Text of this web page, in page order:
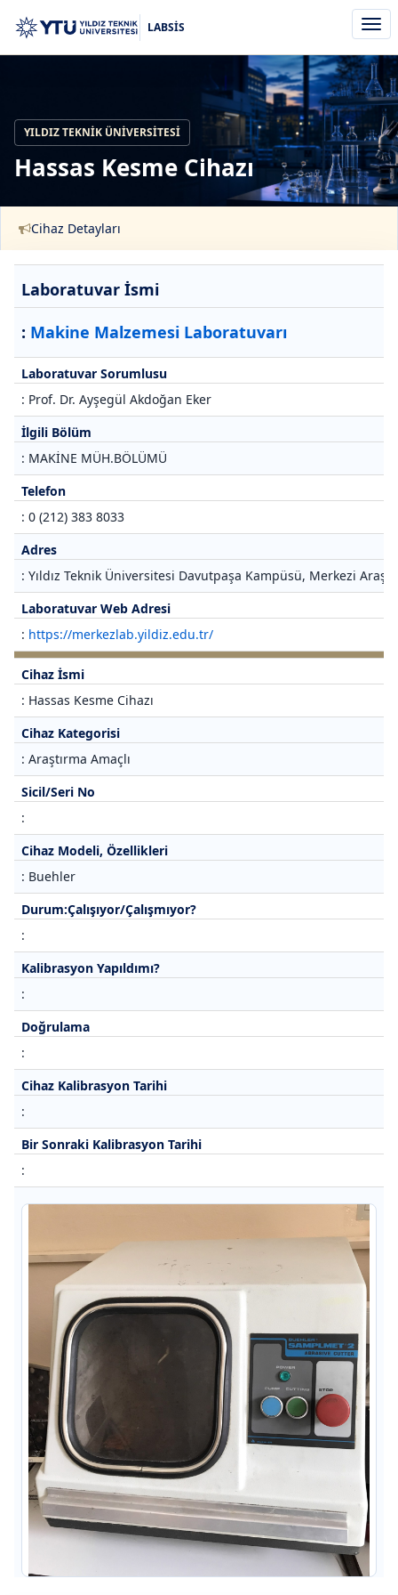
aç/
LABSİS
YILDIZ TEKNIK ÜNIVERSITESI
Hassas Kesme Cihazı
Cihaz Detayları
Laboratuvar İsmi
: Makine Malzemesi Laboratuvarı
Laboratuvar Sorumlusu
: Prof. Dr. Ayşegül Akdoğan Eker
İlgili Bölüm
: MAKİNE MÜH.BÖLÜMÜ
Telefon
: 0 (212) 383 8033
Adres
: Yıldız Teknik Üniversitesi Davutpaşa Kampüsü, Merkezi
Laboratuvar Web Adresi
: https://merkezlab.yildiz.edu.tr/
Cihaz İsmi
: Hassas Kesme Cihazı
Cihaz Kategorisi
: Araştırma Amaçlı
Sicil/Seri No
:
Cihaz Modeli, Özellikleri
: Buehler
Durum:Çalışıyor/Çalışmıyor?
:
Kalibrasyon Yapıldımı?
:
Doğrulama
:
Cihaz Kalibrasyon Tarihi
:
Bir Sonraki Kalibrasyon Tarihi
: